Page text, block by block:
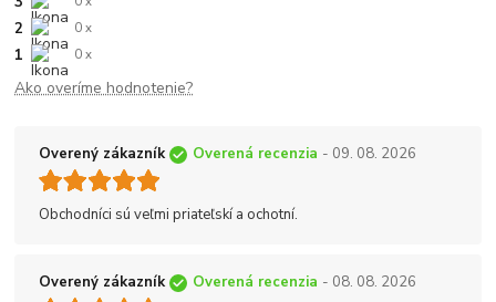
2 0 x
1 0 x
Ako overíme hodnotenie?
Overený zákazník Overená recenzia - 09. 08. 2026
Obchodníci sú veľmi priateľskí a ochotní.
Overený zákazník Overená recenzia - 08. 08. 2026